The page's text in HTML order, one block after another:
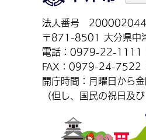
法人番号
〒871-8501 大分県中
電話：0979-22-1111
FAX：0979-24-7522
開庁時間：月曜日から
（但し、国民の祝日及